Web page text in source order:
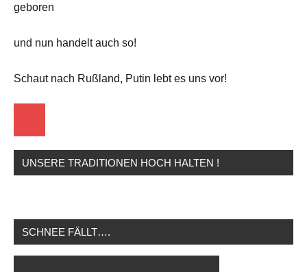
geboren
und nun handelt auch so!
Schaut nach Rußland, Putin lebt es uns vor!
UNSERE TRADITIONEN HOCH HALTEN !
SCHNEE FÄLLT….